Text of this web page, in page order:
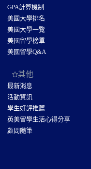
GPA計算機制
美國大學排名
美國大學一覽
美國留學榜單
美國留學Q&A
其他
最新消息
活動資訊
學生好評推薦
英美留學生活心得分享
顧問隨筆